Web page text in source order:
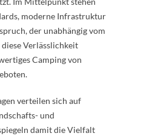
moderne Infrastruktur
der unabhängig vom
Verlässlichkeit
Camping von
verteilen sich auf
und
damit die Vielfalt